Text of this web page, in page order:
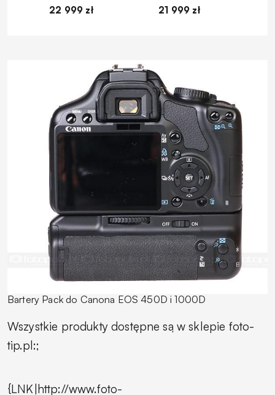
22 999 zł
21 999 zł
Bartery Pack do Canona EOS 450D i 1000D
Wszystkie produkty dostępne są w sklepie foto-
tip.pl:;
{LNK|http://www.foto-